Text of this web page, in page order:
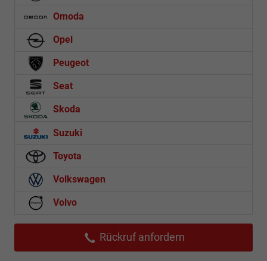
Omoda
Opel
Peugeot
Seat
Skoda
Suzuki
Toyota
Volkswagen
Volvo
Rückruf anfordern